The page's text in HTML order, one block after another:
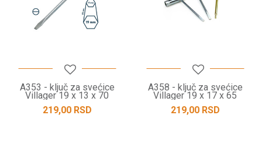
A353 - ključ za svećice
Villager 19 x 13 x 70
219,00 RSD
A358 - ključ za svećice
Villager 19 x 17 x 65
219,00 RSD